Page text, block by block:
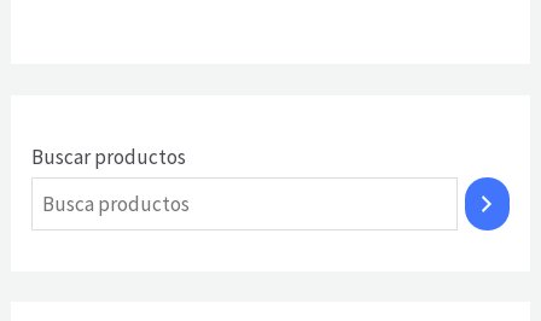
Buscar productos